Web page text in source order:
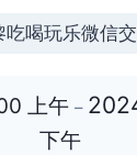
吃喝玩乐微信
上午 –
下午